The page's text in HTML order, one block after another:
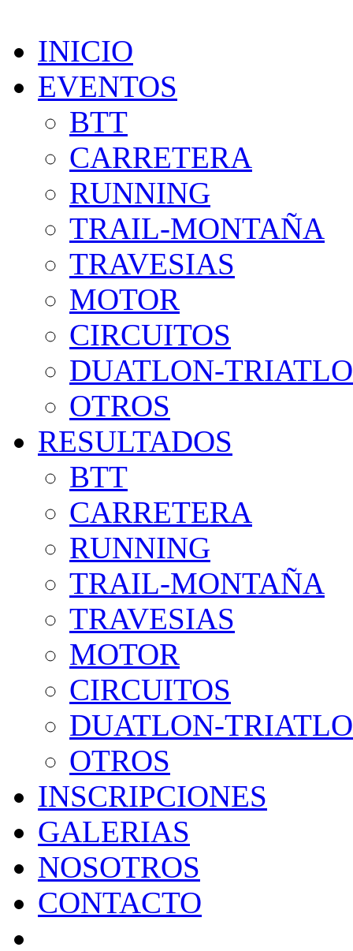
INICIO
EVENTOS
BTT
CARRETERA
RUNNING
TRAIL-MONTAÑA
TRAVESIAS
MOTOR
CIRCUITOS
DUATLON-
OTROS
RESULTADOS
BTT
CARRETERA
RUNNING
TRAIL-MONTAÑA
TRAVESIAS
MOTOR
CIRCUITOS
DUATLON-
OTROS
INSCRIPCIONES
GALERIAS
NOSOTROS
CONTACTO